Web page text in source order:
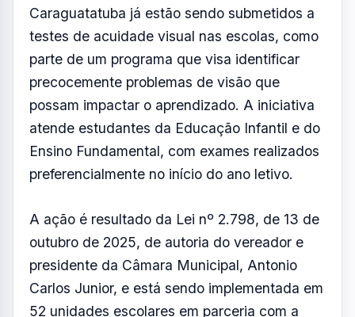
presidente da Câmara Municipal, Antonio
Carlos Junior, e está sendo implementada em
52 unidades escolares em parceria com a
Secretaria Municipal de Educação.
Para viabilizar o programa, 87 profissionais
da educação foram capacitados para aplicar
o Teste de Snellen, utilizado na triagem
a Secretaria de Saúde, conforme previsto na
legislação sancionada pelo prefeito Mateus
Silva.
Os testes são aplicados em alunos a partir de